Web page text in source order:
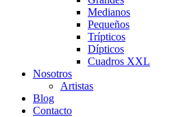
Medianos
Pequeños
Trípticos
Dípticos
Cuadros XXL
Nosotros
Artistas
Blog
Contacto